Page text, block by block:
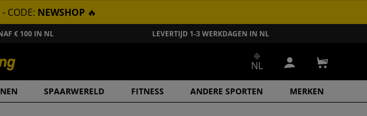
CODE: NEWSHOP 🔥
€ 100 IN NL LEVERTIJD 1-3 WERKDAGEN IN NL
SPAARWERELD FITNESS ANDERE SPORTEN MERKEN
NL Inloggen